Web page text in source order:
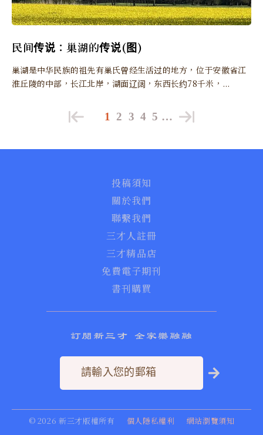
民间传说：巢湖的传说(图)
巢湖是中华民族的祖先有巢氏曾经生活过的地方，位于安徽省江
淮丘陵的中部，长江北岸，湖面辽阔，东西长约78千米，...
1 2 3 4 5 …
投稿須知
關於我們
聯繫我們
三才人註冊
三才精品店
免費電子期刊
書刊購買
訂閱新三才 全家樂融融
© 2026 新三才版權所有 個人隱私權利 網站瀏覽須知